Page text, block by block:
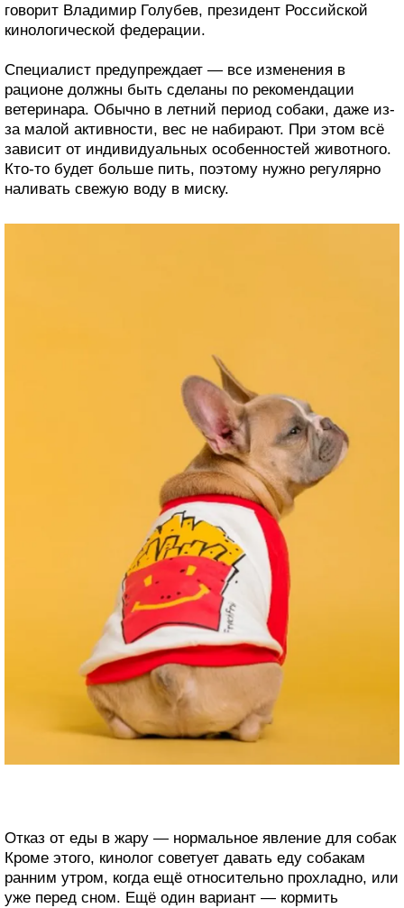
говорит Владимир Голубев, президент Российской
кинологической федерации.
Специалист предупреждает — все изменения в
рационе должны быть сделаны по рекомендации
ветеринара. Обычно в летний период собаки, даже из-
за малой активности, вес не набирают. При этом всё
зависит от индивидуальных особенностей животного.
Кто-то будет больше пить, поэтому нужно регулярно
наливать свежую воду в миску.
Отказ от еды в жару — нормальное явление для собак
Кроме этого, кинолог советует давать еду собакам
ранним утром, когда ещё относительно прохладно, или
уже перед сном. Ещё один вариант — кормить